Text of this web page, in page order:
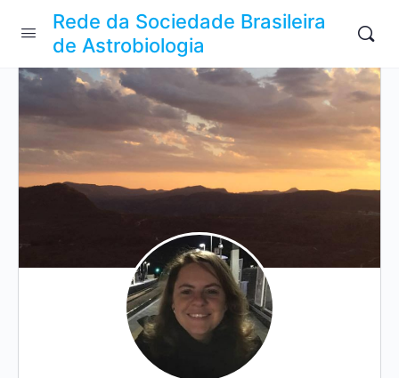
Rede da Sociedade Brasileira
de Astrobiologia